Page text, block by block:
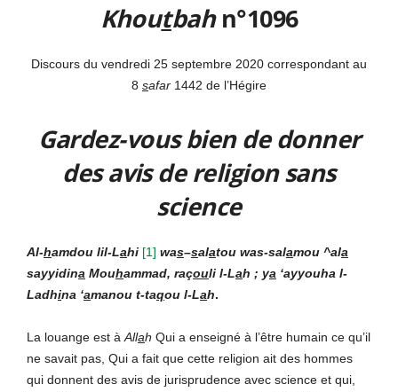
Khoutbahn°1096
Discours du vendredi 25 septembre 2020 correspondant au
8 safar 1442 de l’Hégire
Gardez-vous bien de donner
des avis de religion sans
science
Al-hamdou lil-Lahi [1] was–salatou was-salamou ^ala
sayyidina Mouhammad, raçouli l-Lah ; ya ‘ayyouha l-
Ladhina ‘amanou t-taqou l-Lah.
La louange est à Allah Qui a enseigné à l’être humain ce qu’il
ne savait pas, Qui a fait que cette religion ait des hommes
qui donnent des avis de jurisprudence avec science et qui,